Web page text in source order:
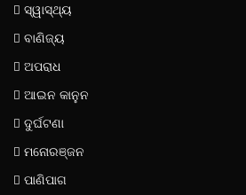
ସ୍ୱାସ୍ଥ୍ୟ
ବାଣିଜ୍ୟ
ଅପରାଧ
ଆଇନ କାନୁନ
ଦୁର୍ଘଟଣା
ମନୋରଞ୍ଜନ
ପାଣିପାଗ